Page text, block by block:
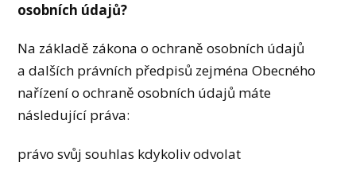
osobních údajů?
Na základě zákona o ochraně osobních údajů
a dalších právních předpisů zejména Obecného
nařízení o ochraně osobních údajů máte
následující práva:
právo svůj souhlas kdykoliv odvolat